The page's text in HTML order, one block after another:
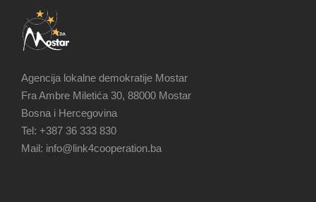
Agencija lokalne demokratije Mostar
Fra Ambre Miletića 30, 88000 Mostar
Bosna i Hercegovina
Tel: +387 36 333 830
Mail: info@link4cooperation.ba